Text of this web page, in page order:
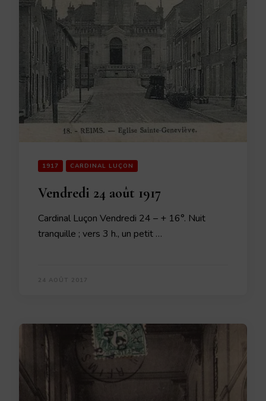
1917 CARDINAL LUÇON
Vendredi 24 août 1917
Cardinal Luçon Vendredi 24 – + 16°. Nuit
tranquille ; vers 3 h., un petit …